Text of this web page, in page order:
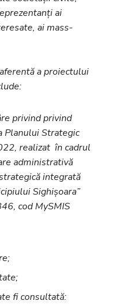
ai
ai mass-
a proiectului
privind privind
Planului Strategic
realizat în cadrul
administrativă
integrată
Sighișoara”
cod MySMIS
fi consultată: